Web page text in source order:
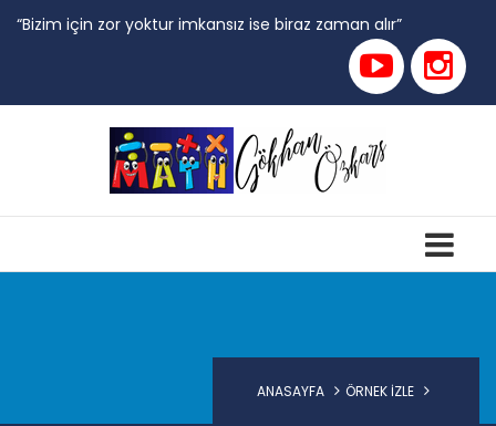
“Bizim için zor yoktur imkansız ise biraz zaman alır”
ANASAYFA ÖRNEK İZLE